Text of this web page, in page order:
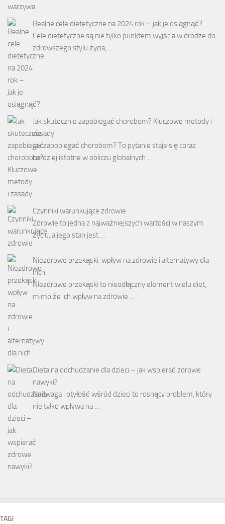
Realne cele dietetyczne na 2024 rok – jak je osiągnąć?
Cele dietetyczne są nie tylko punktem wyjścia w drodze do
zdrowszego stylu życia, …
Jak skutecznie zapobiegać chorobom? Kluczowe metody i
zasady
Jak zapobiegać chorobom? To pytanie staje się coraz
bardziej istotne w obliczu globalnych …
Czynniki warunkujące zdrowie
Zdrowie to jedna z najważniejszych wartości w naszym
życiu, a jego stan jest …
Niezdrowe przekąski: wpływ na zdrowie i alternatywy dla
nich
Niezdrowe przekąski to nieodłączny element wielu diet,
mimo że ich wpływ na zdrowie …
Dieta na odchudzanie dla dzieci – jak wspierać zdrowe
nawyki?
Nadwaga i otyłość wśród dzieci to rosnący problem, który
nie tylko wpływa na …
TAGI